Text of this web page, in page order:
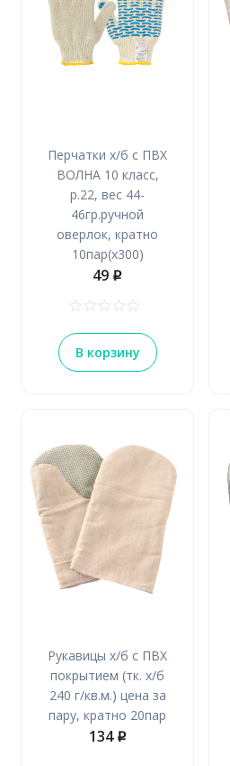
Перчатки х/б с ПВХ
ВОЛНА 10 класс,
р.22, вес 44-
46гр.ручной
оверлок, кратно
10пар(х300)
49 p
В корзину
Рукавицы х/б с ПВХ
покрытием (тк. х/б
240 г/кв.м.) цена за
пару, кратно 20пар
134 p